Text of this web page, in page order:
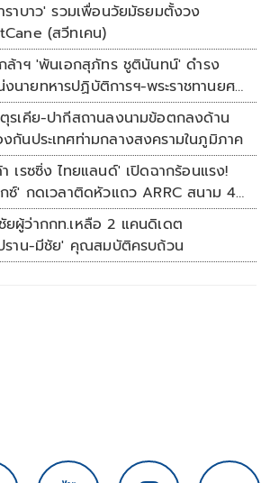
าบาว' รวมเพื่อนวัยมัธยมตั้งวง
(สวีทเคน)
กล้าฯ 'พันเอกสุภัทร ชูตินันทน์' ดำรง
นายทหารปฏิบัติการฯ-พระราชทานยศ
' รเคีย-ปากีสถานลงนามข้อตกลงด้าน
กันประเทศท่ามกลางสงครามในภูมิภาค
เรซซิ่ง ไทยแลนด์' เปิดฉากร้อนแรง!
ซ์' กดเวลาติดหัวแถว ARRC สนาม 4
ลิกา
ยผู้ว่ากกท.เหลือ 2 แคนดิเดต
ราน-มีชัย' คุณสมบัติครบถ้วน